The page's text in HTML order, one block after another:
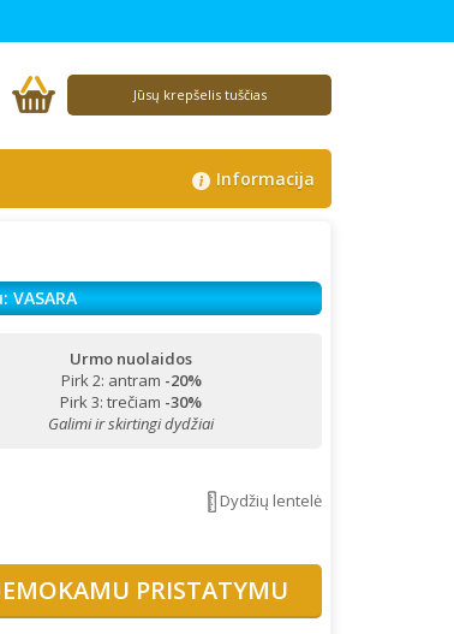
Jūsų krepšelis tuščias
Informacija
VASARA
Urmo nuolaidos
Pirk 2: antram -20%
Pirk 3: trečiam -30%
Galimi ir skirtingi dydžiai
Dydžių lentelė
PRISTATYMU